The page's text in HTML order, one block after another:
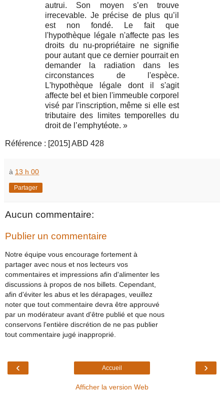
autrui. Son moyen s’en trouve
irrecevable. Je précise de plus qu’il
est non fondé. Le fait que
l'hypothèque légale n'affecte pas les
droits du nu-propriétaire ne signifie
pour autant que ce dernier pourrait en
demander la radiation dans les
circonstances de l'espèce.
L'hypothèque légale dont il s'agit
affecte bel et bien l'immeuble corporel
visé par l'inscription, même si elle est
tributaire des limites temporelles du
droit de l’emphytéote. »
Référence : [2015] ABD 428
à 13 h 00
Partager
Aucun commentaire:
Publier un commentaire
Notre équipe vous encourage fortement à
partager avec nous et nos lecteurs vos
commentaires et impressions afin d'alimenter les
discussions à propos de nos billets. Cependant,
afin d'éviter les abus et les dérapages, veuillez
noter que tout commentaire devra être approuvé
par un modérateur avant d'être publié et que nous
conservons l'entière discrétion de ne pas publier
tout commentaire jugé inapproprié.
‹ ›
Accueil
Afficher la version Web